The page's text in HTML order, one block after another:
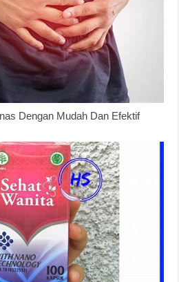
Dengan Mudah Dan Efektif